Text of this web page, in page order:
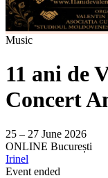
Music
11 ani de
Concert
25 – 27 June 2026
ONLINE București
Irinel
Event ended